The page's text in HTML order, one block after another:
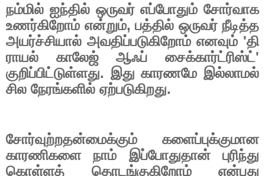
நம்மில் ஐந்தில் ஒருவர் எப்போதும் சோர்வாக
உணர்கிறோம் என்றும், பத்தில் ஒருவர் நீடித்த
அயர்ச்சியால் அவதிப்படுகிறோம் எனவும் 'தி
ராயல் காலேஜ் ஆஃப் சைக்கார்ட்ரிஸ்ட்'
குறிப்பிட்டுள்ளது. இது காரணமே இல்லாமல்
சில நேரங்களில் ஏற்படுகிறது.
சோர்வுற்றதன்மைக்கும் களைப்புக்குமான
காரணிகளை நாம் இப்போதுதான் புரிந்து
கொள்ளத் தொடங்குகிறோம் என்பது